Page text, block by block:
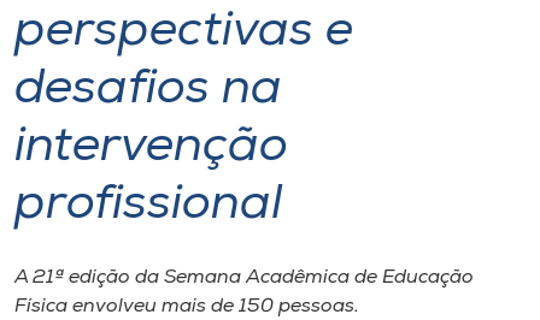
Portal de Ensino
Unoesc
Internacionalização
I.nova
perspectivas e
desafios na
intervenção
profissional
A 21ª edição da Semana Acadêmica de Educação
Física envolveu mais de 150 pessoas.